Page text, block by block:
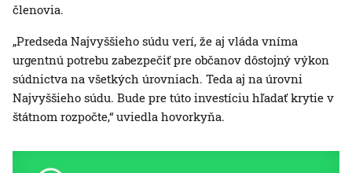
členovia.
„Predseda Najvyššieho súdu verí, že aj vláda vníma
urgentnú potrebu zabezpečiť pre občanov dôstojný výkon
súdnictva na všetkých úrovniach. Teda aj na úrovni
Najvyššieho súdu. Bude pre túto investíciu hľadať krytie v
štátnom rozpočte,“ uviedla hovorkyňa.